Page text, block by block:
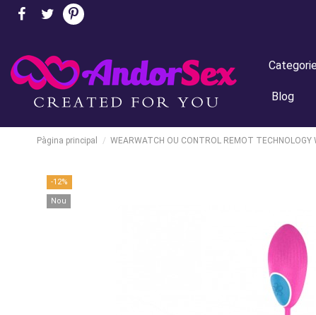
Blog
Pàgina principal WEARWATCH OU CONTROL REMOT TECHNOLOGY
-12%
Nou